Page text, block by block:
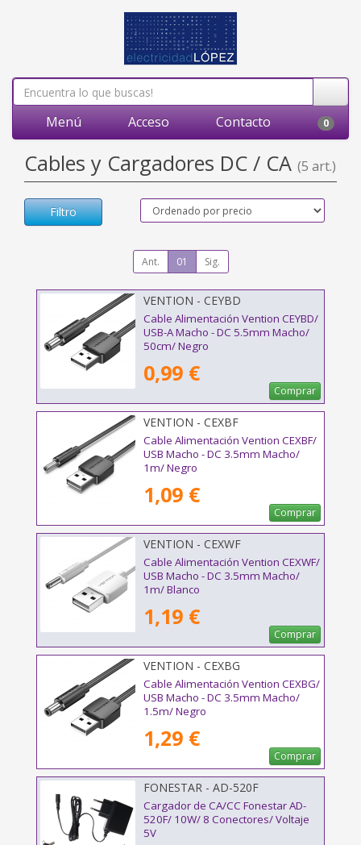
Menú Acceso Contacto 0
Cables y Cargadores DC / CA (5 art.)
Filtro
Ant. 01 Sig.
VENTION - CEYBD
Cable Alimentación Vention CEYBD/
USB-A Macho - DC 5.5mm Macho/
50cm/ Negro
0,99 €
Comprar
VENTION - CEXBF
Cable Alimentación Vention CEXBF/
USB Macho - DC 3.5mm Macho/
1m/ Negro
1,09 €
Comprar
VENTION - CEXWF
Cable Alimentación Vention CEXWF/
USB Macho - DC 3.5mm Macho/
1m/ Blanco
1,19 €
Comprar
VENTION - CEXBG
Cable Alimentación Vention CEXBG/
USB Macho - DC 3.5mm Macho/
1.5m/ Negro
1,29 €
Comprar
FONESTAR - AD-520F
Cargador de CA/CC Fonestar AD-
520F/ 10W/ 8 Conectores/ Voltaje
5V